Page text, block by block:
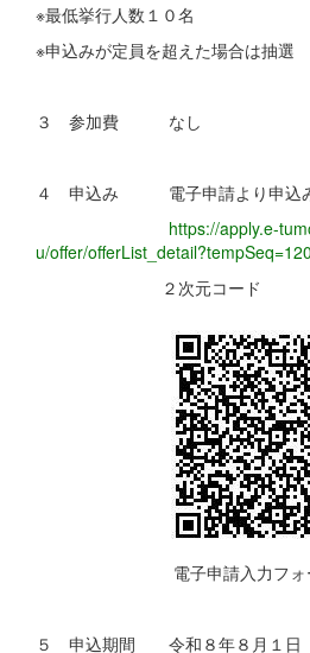
※最低挙行人数１０名
※申込みが定員を超えた場合は抽選
３ 参加費 なし
４ 申込み 電子申請より申込
https://apply.e-
u/offer/
２次元コード
電子申請入力フォ
５ 申込期間 令和８年８月１日